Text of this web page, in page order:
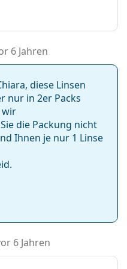
6 Jahren
diese Linsen
nur in 2er Packs
wir
die Packung nicht
Ihnen je nur 1 Linse
6 Jahren